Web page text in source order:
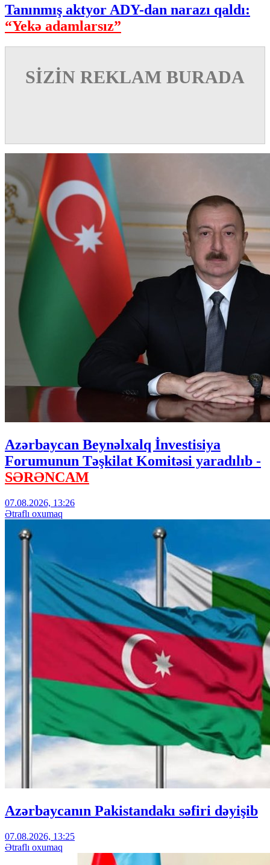
Tanınmış aktyor ADY-dan narazı qaldı:
“Yekə adamlarsız”
SİZİN REKLAM BURADA
Azərbaycan Beynəlxalq İnvestisiya
Forumunun Təşkilat Komitəsi yaradılıb -
SƏRƏNCAM
07.08.2026, 13:26
Ətraflı oxumaq
Azərbaycanın Pakistandakı səfiri dəyişib
07.08.2026, 13:25
Ətraflı oxumaq